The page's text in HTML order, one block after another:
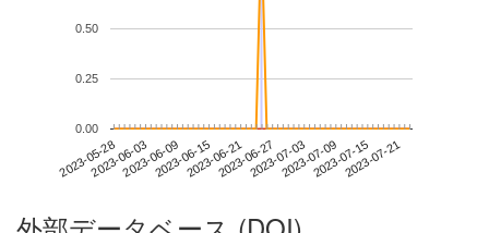
2023-05-282023-06-032023-06-092023-06-152023-06-212023-06-272023-07-032023-07-092023-07-152023-07-21
0.00
0.25
0.50